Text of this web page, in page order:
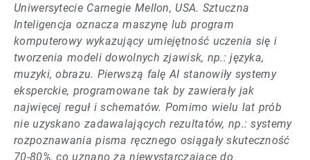
Uniwersytecie Carnegie Mellon, USA. Sztuczna
Inteligencja oznacza maszynę lub program
komputerowy wykazujący umiejętność uczenia się i
tworzenia modeli dowolnych zjawisk, np.: języka,
muzyki, obrazu. Pierwszą falę AI stanowiły systemy
eksperckie, programowane tak by zawierały jak
najwięcej reguł i schematów. Pomimo wielu lat prób
nie uzyskano zadawalających rezultatów, np.: systemy
rozpoznawania pisma ręcznego osiągały skuteczność
70-80%, co uznano za niewystarczające do